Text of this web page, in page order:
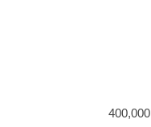
400,000